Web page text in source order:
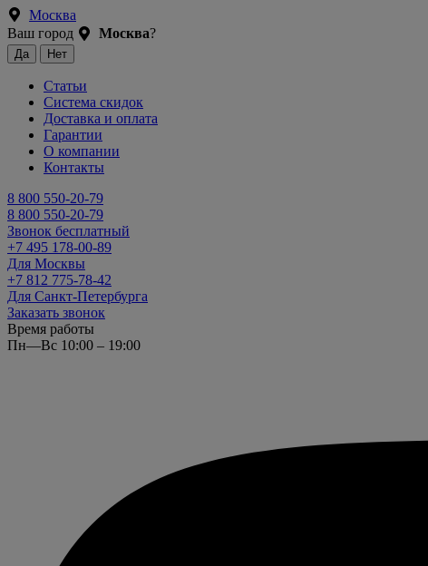
Москва
Ваш город
Москва?
Статьи
Система скидок
Доставка и оплата
Гарантии
О компании
Контакты
8 800 550-20-79
8 800 550-20-79
Звонок бесплатный
+7 495 178-00-89
Для Москвы
+7 812 775-78-42
Для Санкт-Петербурга
Заказать звонок
Время работы
Пн—Вс 10:00 – 19:00